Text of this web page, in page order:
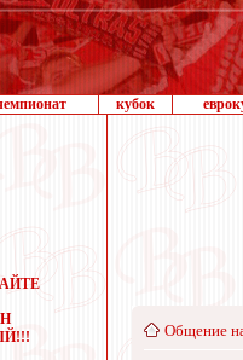
кубок
Общение